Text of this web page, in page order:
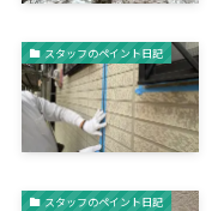
スタッフのペイント日記
スタッフのペイント日記